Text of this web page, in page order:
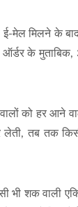
मेल मिलने के
के
को हर आने
तब तक
भी शक वाली